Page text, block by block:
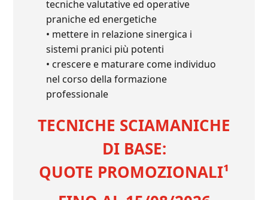
tecniche valutative ed operative
praniche ed energetiche
• mettere in relazione sinergica i
sistemi pranici più potenti
• crescere e maturare come individuo
nel corso della formazione
professionale
TECNICHE SCIAMANICHE
DI BASE:
QUOTE PROMOZIONALI¹